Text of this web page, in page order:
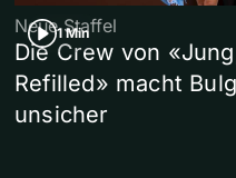
1 Min
Neue Staffel
Die Crew von
Refilled» macht
unsicher